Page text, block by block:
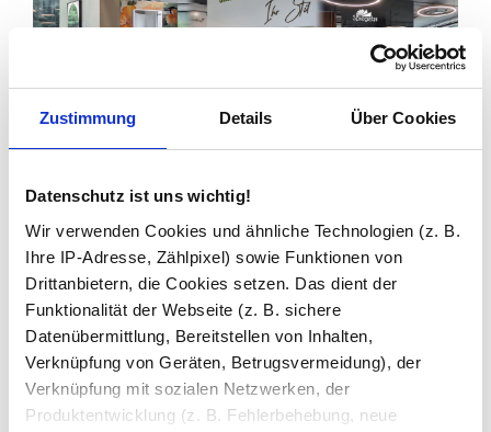
Zustimmung Details Über Cookies
Datenschutz ist uns wichtig!
Wir verwenden Cookies und ähnliche Technologien (z. B.
Ihre IP-Adresse, Zählpixel) sowie Funktionen von
Drittanbietern, die Cookies setzen. Das dient der
Funktionalität der Webseite (z. B. sichere
Datenübermittlung, Bereitstellen von Inhalten,
Verknüpfung von Geräten, Betrugsvermeidung), der
Verknüpfung mit sozialen Netzwerken, der
Produktentwicklung (z. B. Fehlerbehebung, neue
Zuletzt angesehen